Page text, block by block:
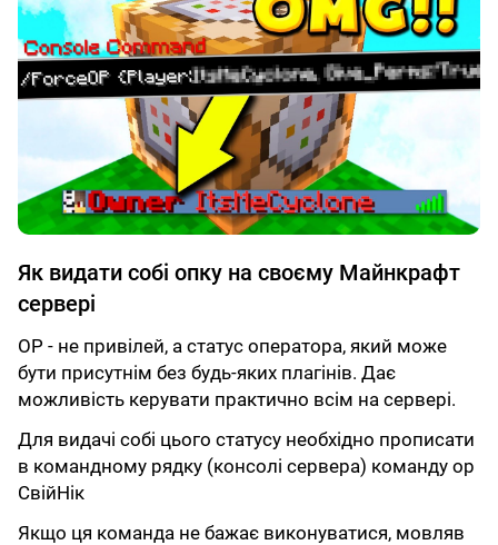
Як видати собі опку на своєму Майнкрафт
сервері
OP - не привілей, а статус оператора, який може
бути присутнім без будь-яких плагінів. Дає
можливість керувати практично всім на сервері.
Для видачі собі цього статусу необхідно прописати
в командному рядку (консолі сервера) команду op
СвійНік
Якщо ця команда не бажає виконуватися, мовляв